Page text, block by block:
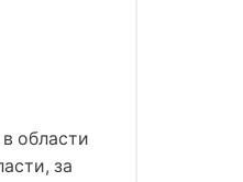
области
за